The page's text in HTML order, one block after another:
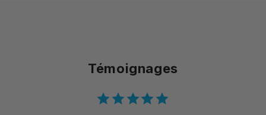
Témoignages